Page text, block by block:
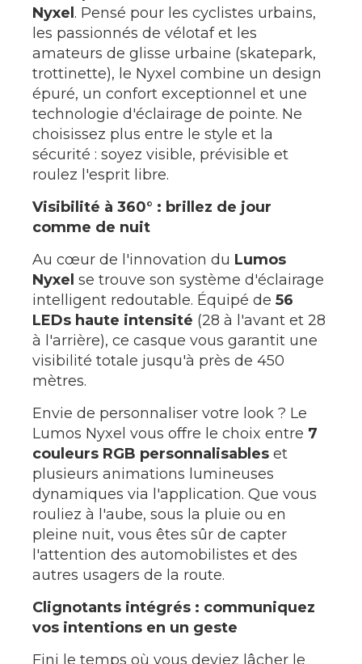
Nyxel. Pensé pour les cyclistes urbains,
les passionnés de vélotaf et les
amateurs de glisse urbaine (skatepark,
trottinette), le Nyxel combine un design
épuré, un confort exceptionnel et une
technologie d'éclairage de pointe. Ne
choisissez plus entre le style et la
sécurité : soyez visible, prévisible et
roulez l'esprit libre.
Visibilité à 360° : brillez de jour
comme de nuit
Au cœur de l'innovation du Lumos
Nyxel se trouve son système d'éclairage
intelligent redoutable. Équipé de 56
LEDs haute intensité (28 à l'avant et 28
à l'arrière), ce casque vous garantit une
visibilité totale jusqu'à près de 450
mètres.
Envie de personnaliser votre look ? Le
Lumos Nyxel vous offre le choix entre 7
couleurs RGB personnalisables et
plusieurs animations lumineuses
dynamiques via l'application. Que vous
rouliez à l'aube, sous la pluie ou en
pleine nuit, vous êtes sûr de capter
l'attention des automobilistes et des
autres usagers de la route.
Clignotants intégrés : communiquez
vos intentions en un geste
Fini le temps où vous deviez lâcher le